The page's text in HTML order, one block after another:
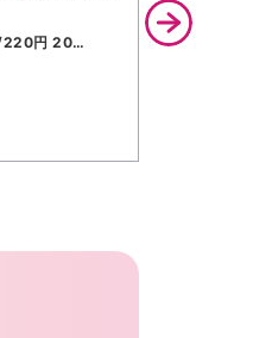
円 20…
繰り返し適